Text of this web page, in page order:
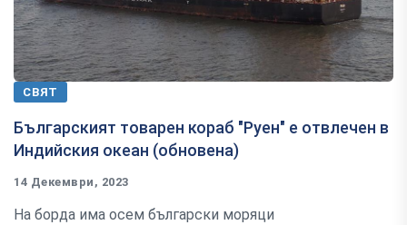
СВЯТ
Българският товарен кораб "Руен" е отвлечен в
Индийския океан (обновена)
14 Декември, 2023
На борда има осем български моряци